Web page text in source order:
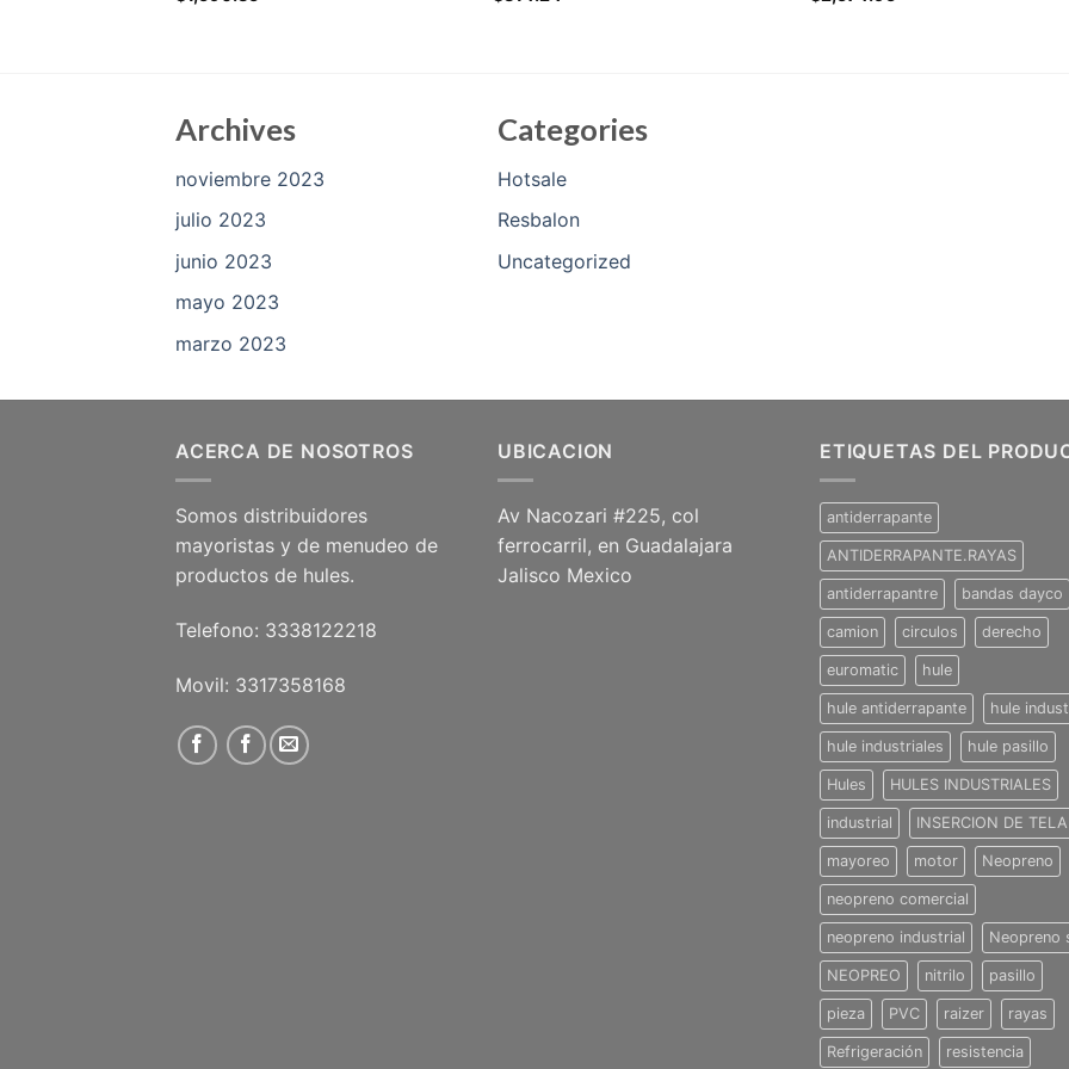
Archives
noviembre 2023
julio 2023
junio 2023
mayo 2023
marzo 2023
Categories
Hotsale
Resbalon
Uncategorized
ACERCA DE NOSOTROS
Somos distribuidores
mayoristas y de menudeo de
productos de hules.
Telefono: 3338122218
Movil: 3317358168
UBICACION
Av Nacozari #225, col
ferrocarril, en Guadalajara
Jalisco Mexico
ETIQUETAS DEL
antiderrapante
ANTIDERRAPANTE.RAYAS
antiderrapantre bandas dayco
camion circulos derecho
euromatic hule
hule antiderrapante hule
hule industriales hule pasillo
Hules HULES INDUSTRIALES
industrial INSERCION DE TELA
mayoreo motor Neopreno
neopreno comercial
neopreno industrial Neopreno
NEOPREO nitrilo pasillo
pieza PVC raizer rayas
Refrigeración resistencia